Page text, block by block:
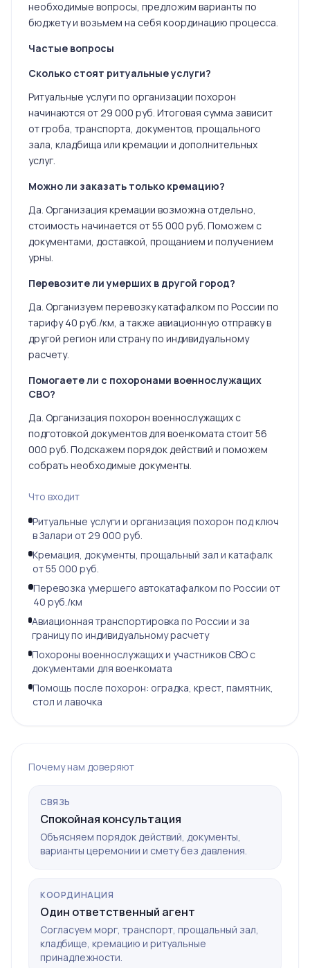
необходимые вопросы, предложим варианты по
бюджету и возьмем на себя координацию процесса.
Частые вопросы
Сколько стоят ритуальные услуги?
Ритуальные услуги по организации похорон
начинаются от 29 000 руб. Итоговая сумма зависит
от гроба, транспорта, документов, прощального
зала, кладбища или кремации и дополнительных
услуг.
Можно ли заказать только кремацию?
Да. Организация кремации возможна отдельно,
стоимость начинается от 55 000 руб. Поможем с
документами, доставкой, прощанием и получением
урны.
Перевозите ли умерших в другой город?
Да. Организуем перевозку катафалком по России по
тарифу 40 руб./км, а также авиационную отправку в
другой регион или страну по индивидуальному
расчету.
Помогаете ли с похоронами военнослужащих
СВО?
Да. Организация похорон военнослужащих с
подготовкой документов для военкомата стоит 56
000 руб. Подскажем порядок действий и поможем
собрать необходимые документы.
Что входит
Ритуальные услуги и организация похорон под ключ
в Залари от 29 000 руб.
Кремация, документы, прощальный зал и катафалк
от 55 000 руб.
Перевозка умершего автокатафалком по России от
40 руб./км
Авиационная транспортировка по России и за
границу по индивидуальному расчету
Похороны военнослужащих и участников СВО с
документами для военкомата
Помощь после похорон: оградка, крест, памятник,
стол и лавочка
Почему нам доверяют
СВЯЗЬ
Спокойная консультация
Объясняем порядок действий, документы,
варианты церемонии и смету без давления.
КООРДИНАЦИЯ
Один ответственный агент
Согласуем морг, транспорт, прощальный зал,
кладбище, кремацию и ритуальные
принадлежности.